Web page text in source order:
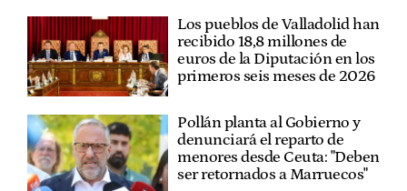
Los pueblos de Valladolid han
recibido 18,8 millones de
euros de la Diputación en los
primeros seis meses de 2026
Pollán planta al Gobierno y
denunciará el reparto de
menores desde Ceuta: "Deben
ser retornados a Marruecos"